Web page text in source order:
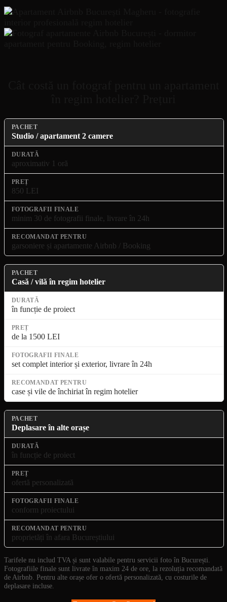
Studio / apartament 2 camere
aproximativ 1 oră
850 LEI
minim 30 de fotografii finale, livrare în 24h
garsoniere și apartamente Airbnb / Booking
Casă / vilă în regim hotelier
în funcție de proiect
de la 1500 LEI
set complet interior și exterior, livrare în 24h
case și vile de închiriat în regim hotelier
Deplasare în alte orașe
în funcție de proiect
ofertă personalizată
conform proiectului
proprietăți în afara Bucureștiului
Tarifele nu includ TVA și sunt valabile pentru servicii foto în București.
Fotografiile finale sunt livrate în maxim 24 de ore, la rezoluția recomandată
de Airbnb. Pentru alte orașe ofer o ofertă personalizată, cu costurile de
deplasare incluse.